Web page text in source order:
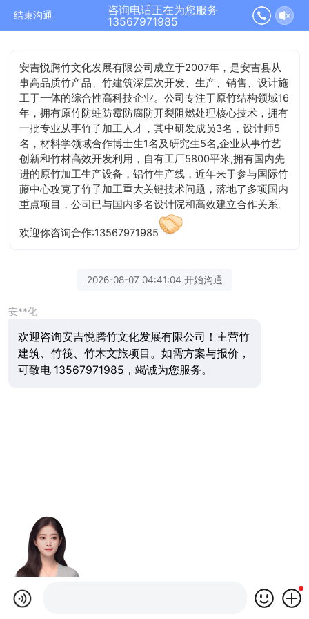
结束沟通
咨询电话正在为您服务
13567971985
安吉悦腾竹文化发展有限公司成立于2007年，是安吉县从
事高品质竹产品、竹建筑深层次开发、生产、销售、设计施
工于一体的综合性高科技企业。公司专注于原竹结构领域16
年，拥有原竹防蛀防霉防腐防开裂阻燃处理核心技术，拥有
一批专业从事竹子加工人才，其中研发成员3名，设计师5
名，材料学领域合作博士生1名及研究生5名,企业从事竹艺
创新和竹材高效开发利用，自有工厂5800平米,拥有国内先
进的原竹加工生产设备，铝竹生产线，近年来于参与国际竹
藤中心攻克了竹子加工重大关键技术问题，落地了多项国内
重点项目，公司已与国内多名设计院和高效建立合作关系。
欢迎你咨询合作:13567971985
2026-08-07 04:41:04 开始沟通
安**化
欢迎咨询安吉悦腾竹文化发展有限公司！主营竹
建筑、竹筏、竹木文旅项目。如需方案与报价，
可致电 13567971985，竭诚为您服务。